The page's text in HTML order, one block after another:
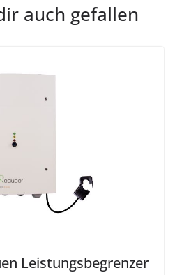
auch gefallen
Leistungsbegrenzer